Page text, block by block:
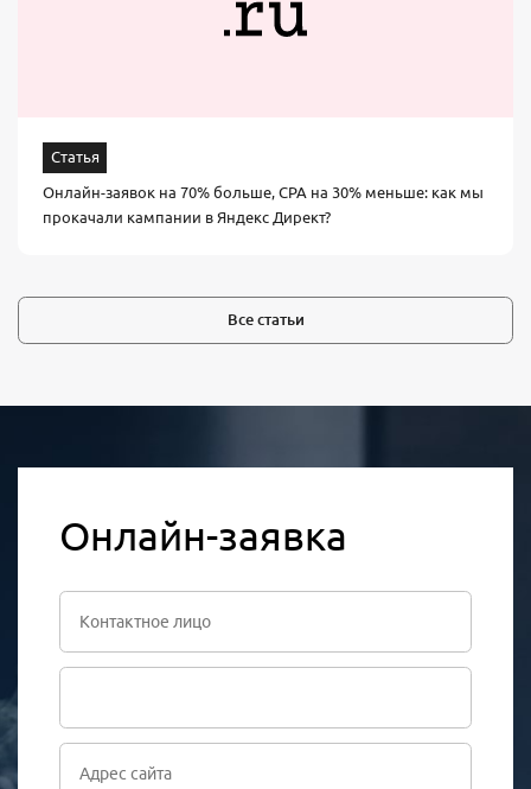
Статья
Онлайн-заявок на 70% больше, СРА на 30% меньше: как мы
прокачали кампании в Яндекс Директ?
Все статьи
Онлайн-заявка